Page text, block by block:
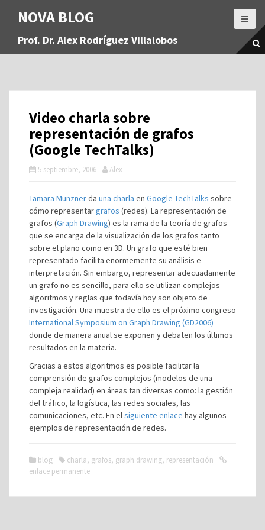
a
NOVA BLOG
Prof. Dr. Alex Rodríguez Villalobos
Video charla sobre
representación de grafos
(Google TechTalks)
5 septiembre, 2006 Alex
Tamara Munznerda una charla en Google TechTalks sobre
cómo representargrafos (redes). La representación de
grafos (Graph Drawing) es la rama de la teoría de grafos
que se encarga de la visualización de los grafos tanto
sobre el plano como en 3D. Un grafo que esté bien
representado facilita enormemente su análisis e
interpretación. Sin embargo, representar adecuadamente
un grafo no es sencillo, para ello se utilizan complejos
algoritmos y reglas que todavía hoy son objeto de
investigación. Una muestra de ello es el próximo congreso
International Symposium on Graph Drawing (GD2006)
donde de manera anual se exponen y debaten los últimos
resultados en la materia.
Gracias a estos algoritmos es posible facilitar la
comprensión de grafos complejos (modelos de una
compleja realidad) en áreas tan diversas como: la gestión
del tráfico, la logística, las redes sociales, las
comunicaciones, etc. En elsiguiente enlace hay algunos
ejemplos de representación de redes.
blog charla, grafos, graph drawing, representación
enlace permanente